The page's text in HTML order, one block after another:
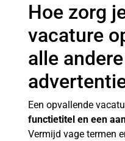
Hoe zorg
vacature
alle andere
Een opvallende
functietitel en een
Vermijd vage termen